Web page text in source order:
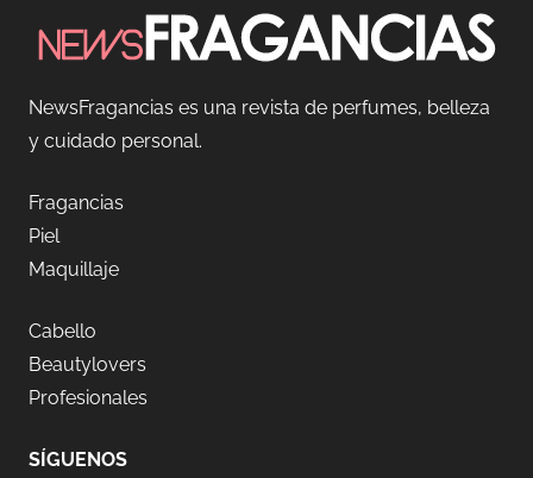
NewsFragancias es una revista de perfumes, belleza
y cuidado personal.
Fragancias
Piel
Maquillaje
Cabello
Beautylovers
Profesionales
SÍGUENOS